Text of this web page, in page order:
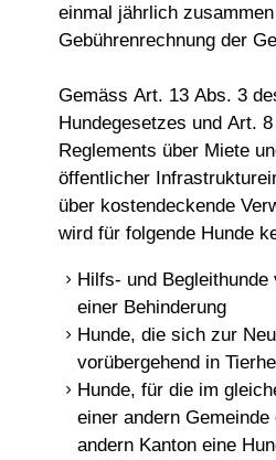
einmal jährlich
Gebührenrechnung der
Gemäss Art. 13 Abs. 3
Hundegesetzes und Art.
Reglements über Miete
öffentlicher
über kostendeckende
wird für folgende Hunde
Hilfs- und
einer Behinderung
Hunde, die sich zur
vorübergehend in
Hunde, für die im
einer andern Gemeinde
andern Kanton eine